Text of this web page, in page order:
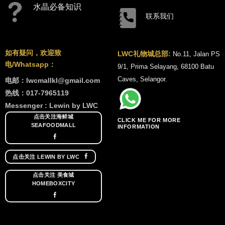
水晶必备知识
联系我们
如有疑问，欢迎致
电/Whatsapp：
电邮：lwcmallkl@gmail.com
热线：017-7965119
Messenger : Lewin by LWC
点击关注海鲜城
SEAFOODMALL
点击关注 LEWIN BY LWC
点击关注 美食城
HOMEBOXCITY
LWC礼物城总部: No.11, Jalan PS
9/1, Prima Selayang, 68100 Batu
Caves, Selangor.
CLICK ME FOR MORE
INFORMATION